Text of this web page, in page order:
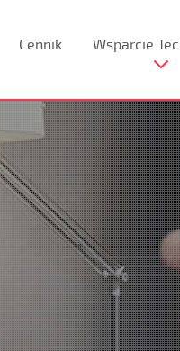
Cennik Wsparcie